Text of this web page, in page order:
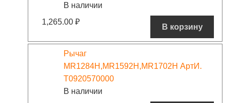
В наличии
1,265.00 ₽
В корзину
Рычаг
MR1284H,MR1592H,MR1702H АртИ.
T0920570000
В наличии